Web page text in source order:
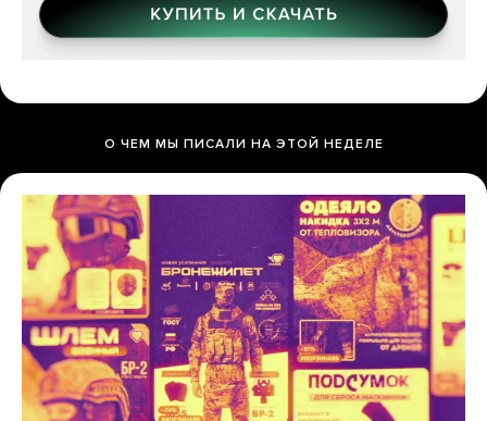
О ЧЕМ МЫ ПИСАЛИ НА ЭТОЙ НЕДЕЛЕ